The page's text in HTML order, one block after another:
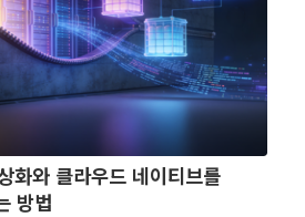
화와 클라우드 네이티브를
방법